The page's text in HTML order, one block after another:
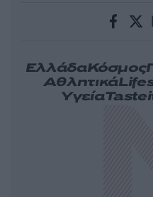
ΕλλάδαΚόσμος
Αθλητικά
Υγεία